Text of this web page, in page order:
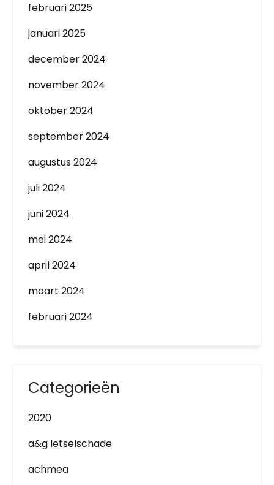
februari 2025
januari 2025
december 2024
november 2024
oktober 2024
september 2024
augustus 2024
juli 2024
juni 2024
mei 2024
april 2024
maart 2024
februari 2024
Categorieën
2020
a&g letselschade
achmea